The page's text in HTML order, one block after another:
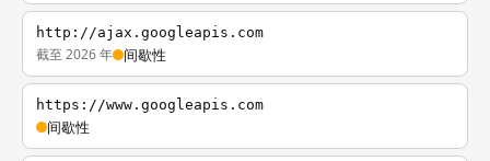
http://ajax.googleapis.com
截至 2026 年 间歇性
https://www.googleapis.com
间歇性